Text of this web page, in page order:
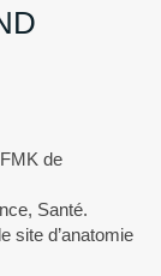
de
Santé.
site d’anatomie